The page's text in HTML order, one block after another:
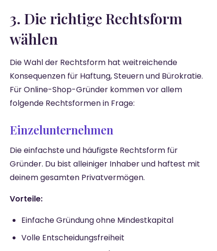
3. Die richtige Rechtsform
wählen
Die Wahl der Rechtsform hat weitreichende
Konsequenzen für Haftung, Steuern und Bürokratie.
Für Online-Shop-Gründer kommen vor allem
folgende Rechtsformen in Frage:
Einzelunternehmen
Die einfachste und häufigste Rechtsform für
Gründer. Du bist alleiniger Inhaber und haftest mit
deinem gesamten Privatvermögen.
Vorteile:
Einfache Gründung ohne Mindestkapital
Volle Entscheidungsfreiheit